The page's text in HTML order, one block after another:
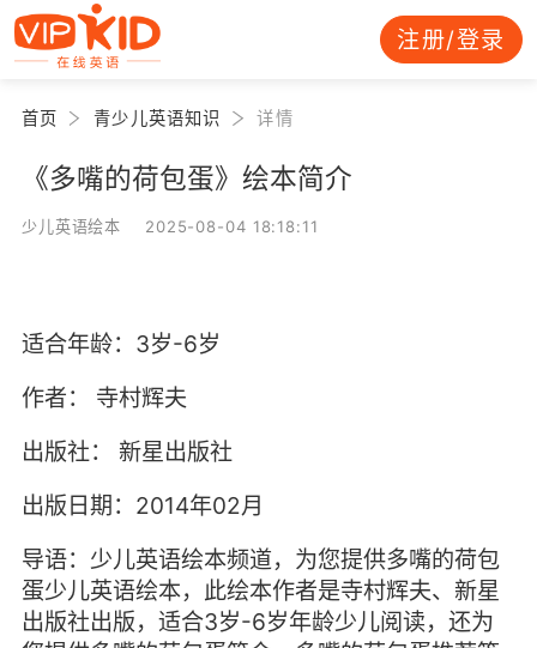
注册/登录
首页 青少儿英语知识 详情
《多嘴的荷包蛋》绘本简介
少儿英语绘本 2025-08-04 18:18:11
适合年龄：3岁-6岁
作者：
寺村辉夫
出版社：
新星出版社
出版日期：2014年02月
导语：少儿英语绘本频道，为您提供多嘴的荷包
蛋少儿英语绘本，此绘本作者是寺村辉夫、新星
出版社出版，适合3岁-6岁年龄少儿阅读，还为